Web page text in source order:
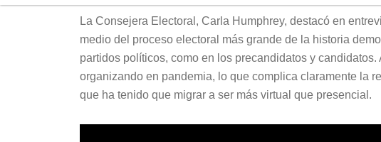
La Consejera Electoral, Carla Humphrey, destacó en
medio del proceso electoral más grande de la historia
partidos políticos, como en los precandidatos y
organizando en pandemia, lo que complica claramente la
que ha tenido que migrar a ser más virtual que presencial.